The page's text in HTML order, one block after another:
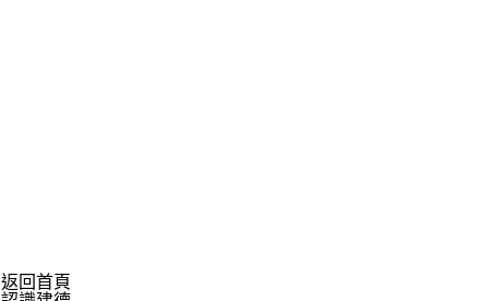
返回首頁